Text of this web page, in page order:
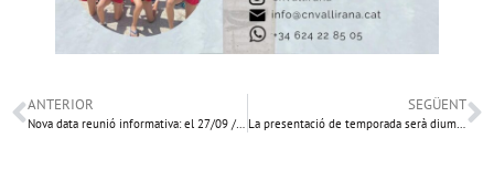
ANTERIOR
Nova data reunió informativa: el 27/09 // Presentació oficial, el 01/10
SEGÜENT
La presentació de temporada serà diumenge 1/10 a les 16.30 h